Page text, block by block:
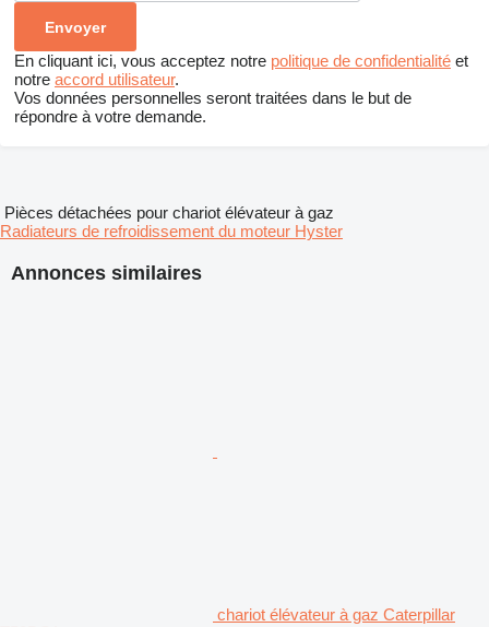
En cliquant ici, vous acceptez notre politique de confidentialité et
notre accord utilisateur.
Vos données personnelles seront traitées dans le but de
répondre à votre demande.
Annonces similaires
chariot élévateur à gaz Caterpillar
Pièces détachées pour chariot élévateur à gaz
Radiateurs de refroidissement du moteur Hyster